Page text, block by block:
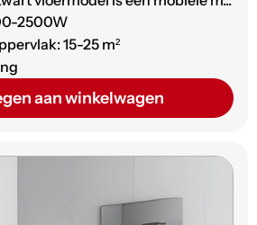
2500W
15-25 m²
aan winkelwagen